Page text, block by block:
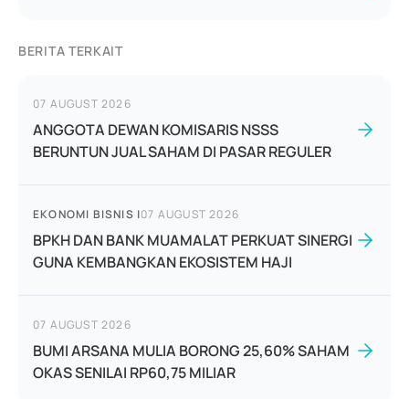
BERITA TERKAIT
07 AUGUST 2026
ANGGOTA DEWAN KOMISARIS NSSS
BERUNTUN JUAL SAHAM DI PASAR REGULER
EKONOMI BISNIS |07 AUGUST 2026
BPKH DAN BANK MUAMALAT PERKUAT SINERGI
GUNA KEMBANGKAN EKOSISTEM HAJI
07 AUGUST 2026
BUMI ARSANA MULIA BORONG 25,60% SAHAM
OKAS SENILAI RP60,75 MILIAR